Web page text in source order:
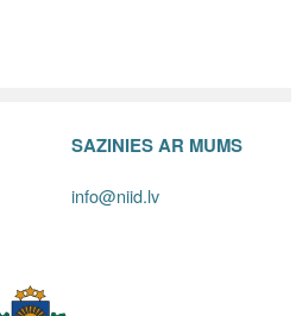
SAZINIES AR MUMS
info@niid.lv